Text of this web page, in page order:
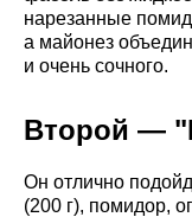
нарезанные
а майонез
и очень сочного.
Второй —
Он отлично
(200 г), помидор,